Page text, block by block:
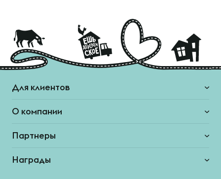
Для клиентов
О компании
Партнеры
Награды